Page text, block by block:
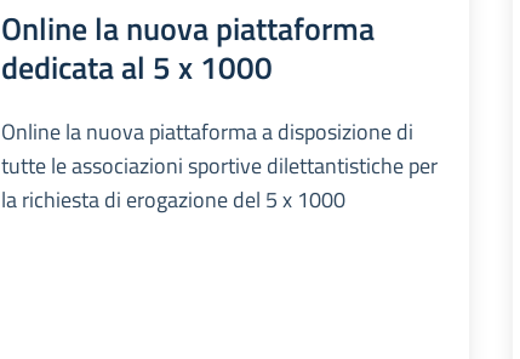
Online la nuova piattaforma
dedicata al 5 x 1000
Online la nuova piattaforma a disposizione di
tutte le associazioni sportive dilettantistiche per
la richiesta di erogazione del 5 x 1000